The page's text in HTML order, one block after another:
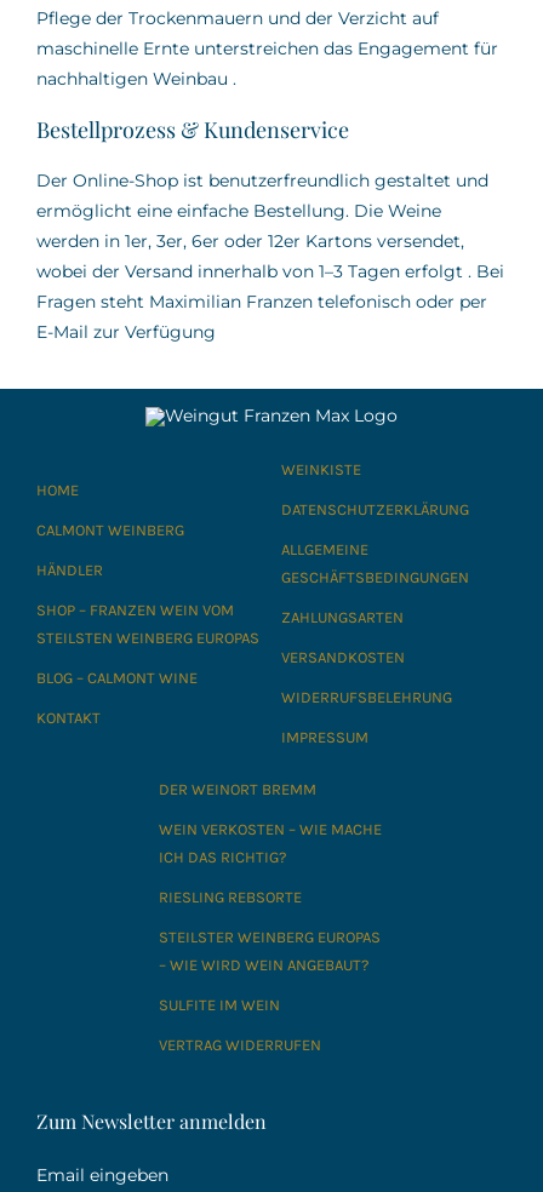
Pflege der Trockenmauern und der Verzicht auf
maschinelle Ernte unterstreichen das Engagement für
nachhaltigen Weinbau .
Bestellprozess & Kundenservice
Der Online-Shop ist benutzerfreundlich gestaltet und
ermöglicht eine einfache Bestellung. Die Weine
werden in 1er, 3er, 6er oder 12er Kartons versendet,
wobei der Versand innerhalb von 1–3 Tagen erfolgt . Bei
Fragen steht Maximilian Franzen telefonisch oder per
E-Mail zur Verfügung
HOME
CALMONT WEINBERG
HÄNDLER
SHOP – FRANZEN WEIN VOM
STEILSTEN WEINBERG EUROPAS
BLOG – CALMONT WINE
KONTAKT
WEINKISTE
DATENSCHUTZERKLÄRUNG
ALLGEMEINE
GESCHÄFTSBEDINGUNGEN
ZAHLUNGSARTEN
VERSANDKOSTEN
WIDERRUFSBELEHRUNG
IMPRESSUM
DER WEINORT BREMM
WEIN VERKOSTEN – WIE MACHE
ICH DAS RICHTIG?
RIESLING REBSORTE
STEILSTER WEINBERG EUROPAS
– WIE WIRD WEIN ANGEBAUT?
SULFITE IM WEIN
VERTRAG WIDERRUFEN
Zum Newsletter anmelden
Email eingeben